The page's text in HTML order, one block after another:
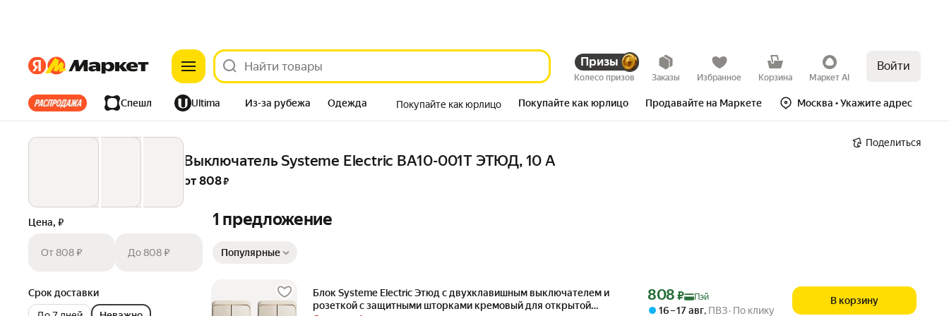
ЯндексЯндекс Призы
Колесо призов Заказы Избранное Корзина Маркет AI
Войти
Все хиты Спешл Ultima Из-за рубежа Одежда
Дом Ремонт Детям Красота
Покупайте как юрлицо Покупайте как юрлицо Продавайте на Маркете Москва • Укажите адрес
Выключатель Systeme Electric BA10-001T ЭТЮД, 10 А
от 808 ₽
Поделиться
Цена, ₽
От 808 ₽ До 808 ₽
Срок доставки
1 предложение
Популярные
Блок Systeme Electric Этюд с двухклавишным выключателем и
розеткой с защитными шторками кремовый для открытой
Цена с картой Яндекс Пэй 808 ₽ вместо
808 ₽ Пэй
16 – 17 авг, ПВЗ По клику
В корзину